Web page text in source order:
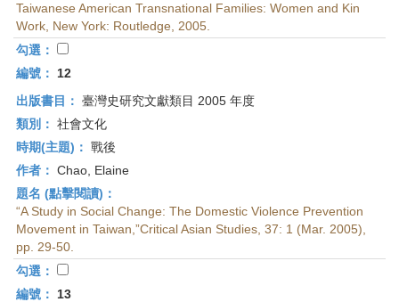
Taiwanese American Transnational Families: Women and Kin
Work, New York: Routledge, 2005.
勾選：
編號：
12
出版書目： 臺灣史研究文獻類目 2005 年度
類別： 社會文化
時期(主題)： 戰後
作者： Chao, Elaine
題名 (點擊閱讀)：
“A Study in Social Change: The Domestic Violence Prevention
Movement in Taiwan,”Critical Asian Studies, 37: 1 (Mar. 2005),
pp. 29-50.
勾選：
編號：
13